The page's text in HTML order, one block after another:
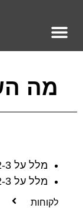
מה
מלל על 1-2-3
מלל על 1-2-3
לקוחות